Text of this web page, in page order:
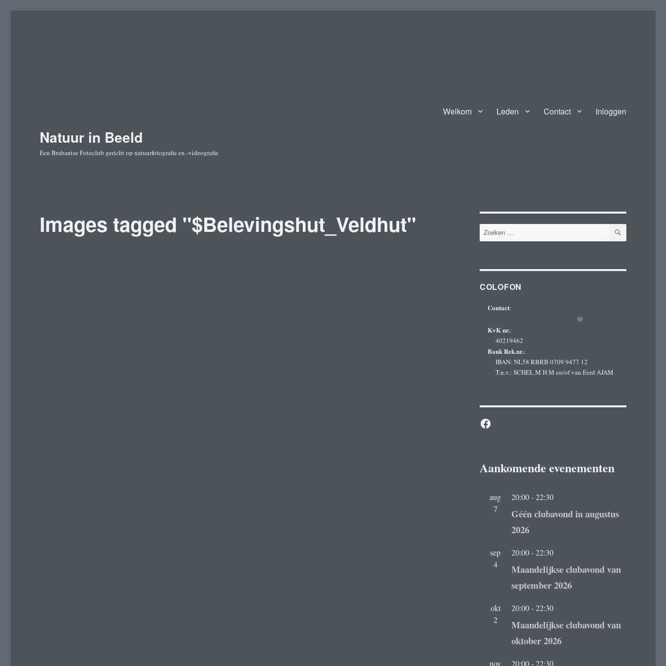
Natuur in Beeld
Een Brabantse Fotoclub gericht op natuurfotografie en -videografie
Welkom Leden Contact Inloggen
Images tagged "$Belevingshut_Veldhut"
Zoeken
naar:
ZOEKEN
COLOFON
Contact:
@
KvK nr.:
40219462
Bank Rek.nr.:
IBAN: NL58 RBRB 0709 9477 12
T.n.v.: SCHEL M H M en/of van Eerd AJAM
Facebook
Aankomende evenementen
aug
7
20:00-22:30
Géén clubavond in augustus
2026
sep
4
20:00-22:30
Maandelijkse clubavond van
september 2026
okt
2
20:00-22:30
Maandelijkse clubavond van
oktober 2026
nov 20:00-22:30